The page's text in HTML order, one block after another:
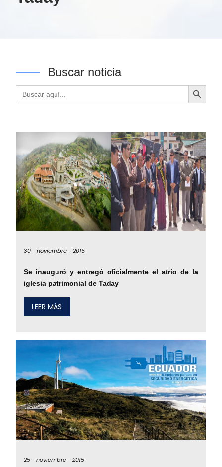
Buscar noticia
Buscar: Botón de búsqueda
30 -noviembre -2015
Se inauguró y entregó oficialmente el atrio de la
iglesia patrimonial de Taday
LEER MÁS
25 -noviembre -2015